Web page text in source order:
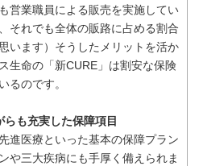
営業職員による販売を実施してい
それでも全体の販路に占める割合
います）そうしたメリットを活か
生命の「新CURE」は割安な保険
るのです。
らも充実した保障項目
進医療といった基本の保障プラン
や三大疾病にも手厚く備えられま